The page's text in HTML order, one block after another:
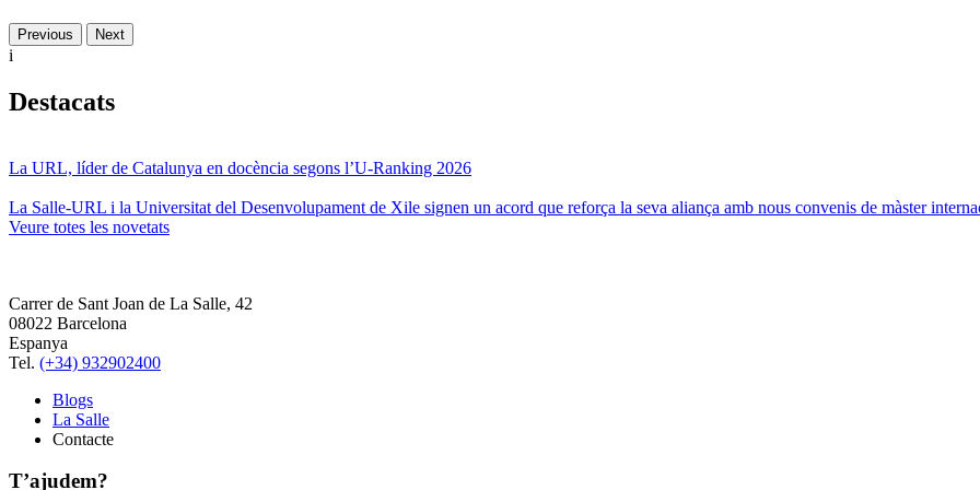
Previous Next
i
Destacats
La URL, líder de Catalunya en docència segons l’U-Ranking 2026
La Salle-URL i la Universitat del Desenvolupament de Xile signen un acord que reforça la seva aliança amb nous convenis de màster
Veure totes les novetats
Carrer de Sant Joan de La Salle, 42
08022 Barcelona
Espanya
Tel. (+34) 932902400
Blogs
La Salle
Contacte
T’ajudem?